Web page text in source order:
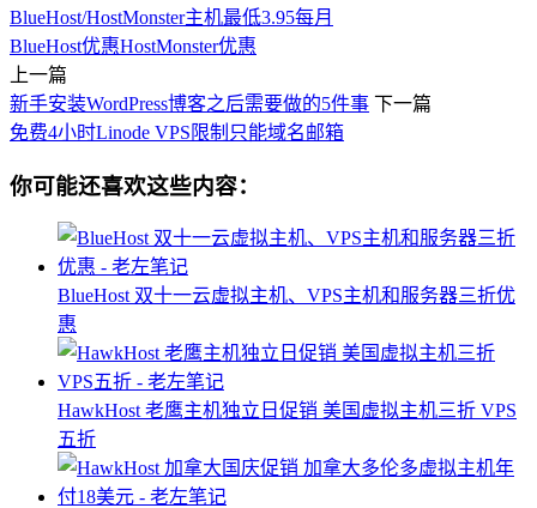
BlueHost/HostMonster主机最低3.95每月
BlueHost优惠HostMonster优惠
上一篇
新手安装WordPress博客之后需要做的5件事 下一篇
免费4小时Linode VPS限制只能域名邮箱
你可能还喜欢这些内容：
BlueHost 双十一云虚拟主机、VPS主机和服务器三折优
惠
HawkHost 老鹰主机独立日促销 美国虚拟主机三折 VPS
五折